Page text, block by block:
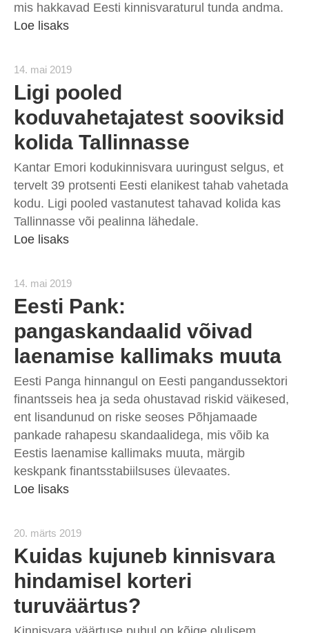
mis hakkavad Eesti kinnisvaraturul tunda andma.
Loe lisaks
14. mai 2019
Ligi pooled
koduvahetajatest sooviksid
kolida Tallinnasse
Kantar Emori kodukinnisvara uuringust selgus, et
tervelt 39 protsenti Eesti elanikest tahab vahetada
kodu. Ligi pooled vastanutest tahavad kolida kas
Tallinnasse või pealinna lähedale.
Loe lisaks
14. mai 2019
Eesti Pank:
pangaskandaalid võivad
laenamise kallimaks muuta
Eesti Panga hinnangul on Eesti pangandussektori
finantsseis hea ja seda ohustavad riskid väikesed,
ent lisandunud on riske seoses Põhjamaade
pankade rahapesu skandaalidega, mis võib ka
Eestis laenamise kallimaks muuta, märgib
keskpank finantsstabiilsuses ülevaates.
Loe lisaks
20. märts 2019
Kuidas kujuneb kinnisvara
hindamisel korteri
turuväärtus?